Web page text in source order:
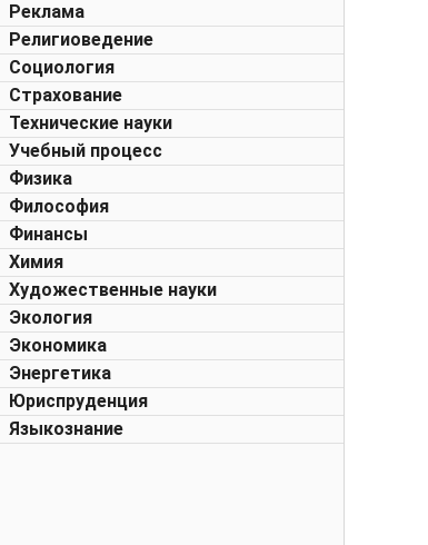
Реклама
Религиоведение
Социология
Страхование
Технические науки
Учебный процесс
Физика
Философия
Финансы
Химия
Художественные науки
Экология
Экономика
Энергетика
Юриспруденция
Языкознание